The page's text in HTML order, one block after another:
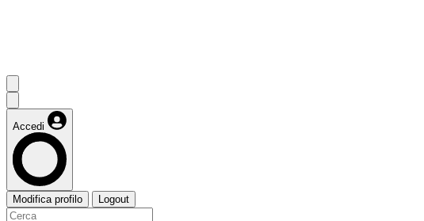
Accedi
Modifica profilo Logout